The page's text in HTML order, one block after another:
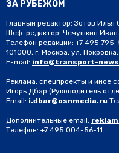
ЗА РУБЕЖОМ
Главный редактор: Зотов Илья
Шеф-редактор: Чечушкин Иван
Телефон редакции: +7 495
101000, г. Москва, ул.
E-mail: info@transport-
Реклама, спецпроекты и иное
Игорь Дбар (Руководитель
Email: i.dbar@osnmedia.ru
Дополнительные email:
Телефон: +7 495 004-56-11